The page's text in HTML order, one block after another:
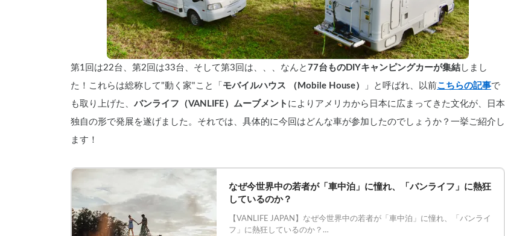
第1回は22台、第2回は33台、そして第3回は、、、なんと 77台ものDIYキャンピングカーが集結 しまし
た！これらは総称して"動く家"こと「 モバイルハウス （Mobile House） 」と呼ばれ、以前こちらの記事で
も取り上げた、 バンライフ（VANLIFE）ムーブメント によりアメリカから日本に広まってきた文化が、日本
独自の形で発展を遂げました。それでは、具体的に今回はどんな車が参加したのでしょうか？一挙ご紹介し
ます！
なぜ今世界中の若者が「車中泊」に憧れ、「バンライフ」に熱狂
しているのか？
【VANLIFE JAPAN】なぜ今世界中の若者が「車中泊」に憧れ、「バンライ
フ」に熱狂しているのか？